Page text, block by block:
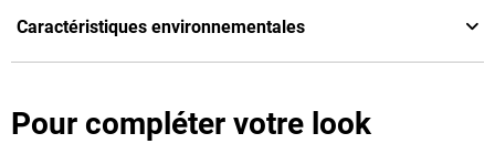
Caractéristiques environnementales
Pour compléter votre look